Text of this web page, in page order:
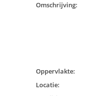
Omschrijving:
Oppervlakte:
Locatie: